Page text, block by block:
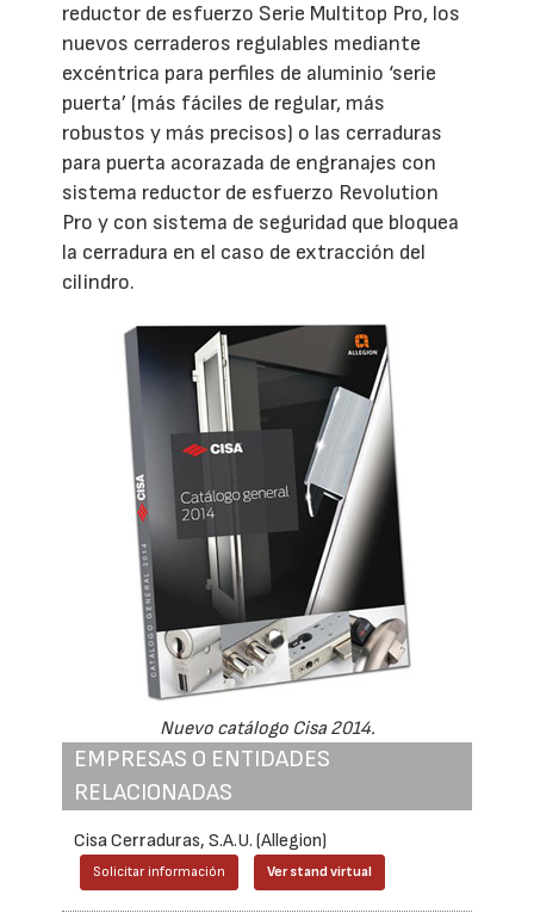
reductor de esfuerzo Serie Multitop Pro, los
nuevos cerraderos regulables mediante
excéntrica para perfiles de aluminio ‘serie
puerta’ (más fáciles de regular, más
robustos y más precisos) o las cerraduras
para puerta acorazada de engranajes con
sistema reductor de esfuerzo Revolution
Pro y con sistema de seguridad que bloquea
la cerradura en el caso de extracción del
cilindro.
Nuevo catálogo Cisa 2014.
EMPRESAS O ENTIDADES
RELACIONADAS
Cisa Cerraduras, S.A.U. (Allegion)
Solicitar información Ver stand virtual